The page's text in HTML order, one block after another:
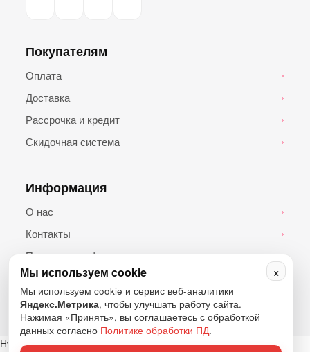
Покупателям
Оплата ›
Доставка ›
Рассрочка и кредит ›
Скидочная система ›
Информация
О нас ›
Контакты ›
Политика конфиденциальности
© 2026 Топ Андроид. Все права защищены.
×
Мы используем cookie
Мы используем cookie и сервис веб-аналитики
Яндекс.Метрика, чтобы улучшать работу сайта.
Нажимая «Принять», вы соглашаетесь с обработкой
данных согласно Политике обработки ПД.
Нужна помощь?